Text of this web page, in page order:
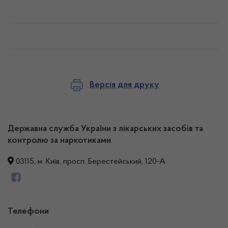
Версія для друку
Державна служба України з лікарських засобів та
контролю за наркотиками
03115, м. Київ, просп. Берестейський, 120-А
Телефони